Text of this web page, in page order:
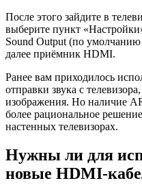
После этого зайдите в
выберите пункт
Sound Output (по
далее приёмник HDMI.
Ранее вам приходилось
отправки звука с
изображения. Но наличие
более рациональное
настенных телевизорах.
Нужны ли для
новые HDMI-